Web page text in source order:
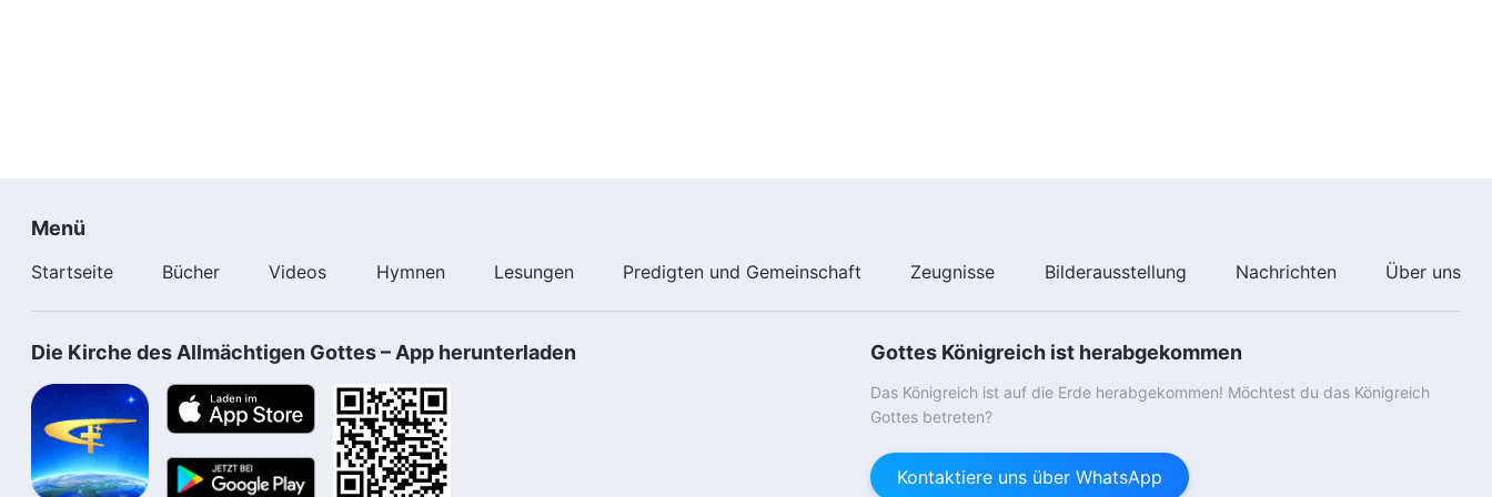
Menü
Startseite Bücher Videos Hymnen Lesungen Predigten und Gemeinschaft Zeugnisse Bilderausstellung Nachrichten Über uns
Die Kirche des Allmächtigen Gottes – App herunterladen Gottes Königreich ist herabgekommen
Das Königreich ist auf die Erde herabgekommen! Möchtest du das Königreich
Gottes betreten?
Kontaktiere uns über WhatsApp